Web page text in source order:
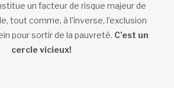
un facteur de risque majeur de
tout comme, à l’inverse, l’exclusion
pour sortir de la pauvreté. C’est un
cercle vicieux!